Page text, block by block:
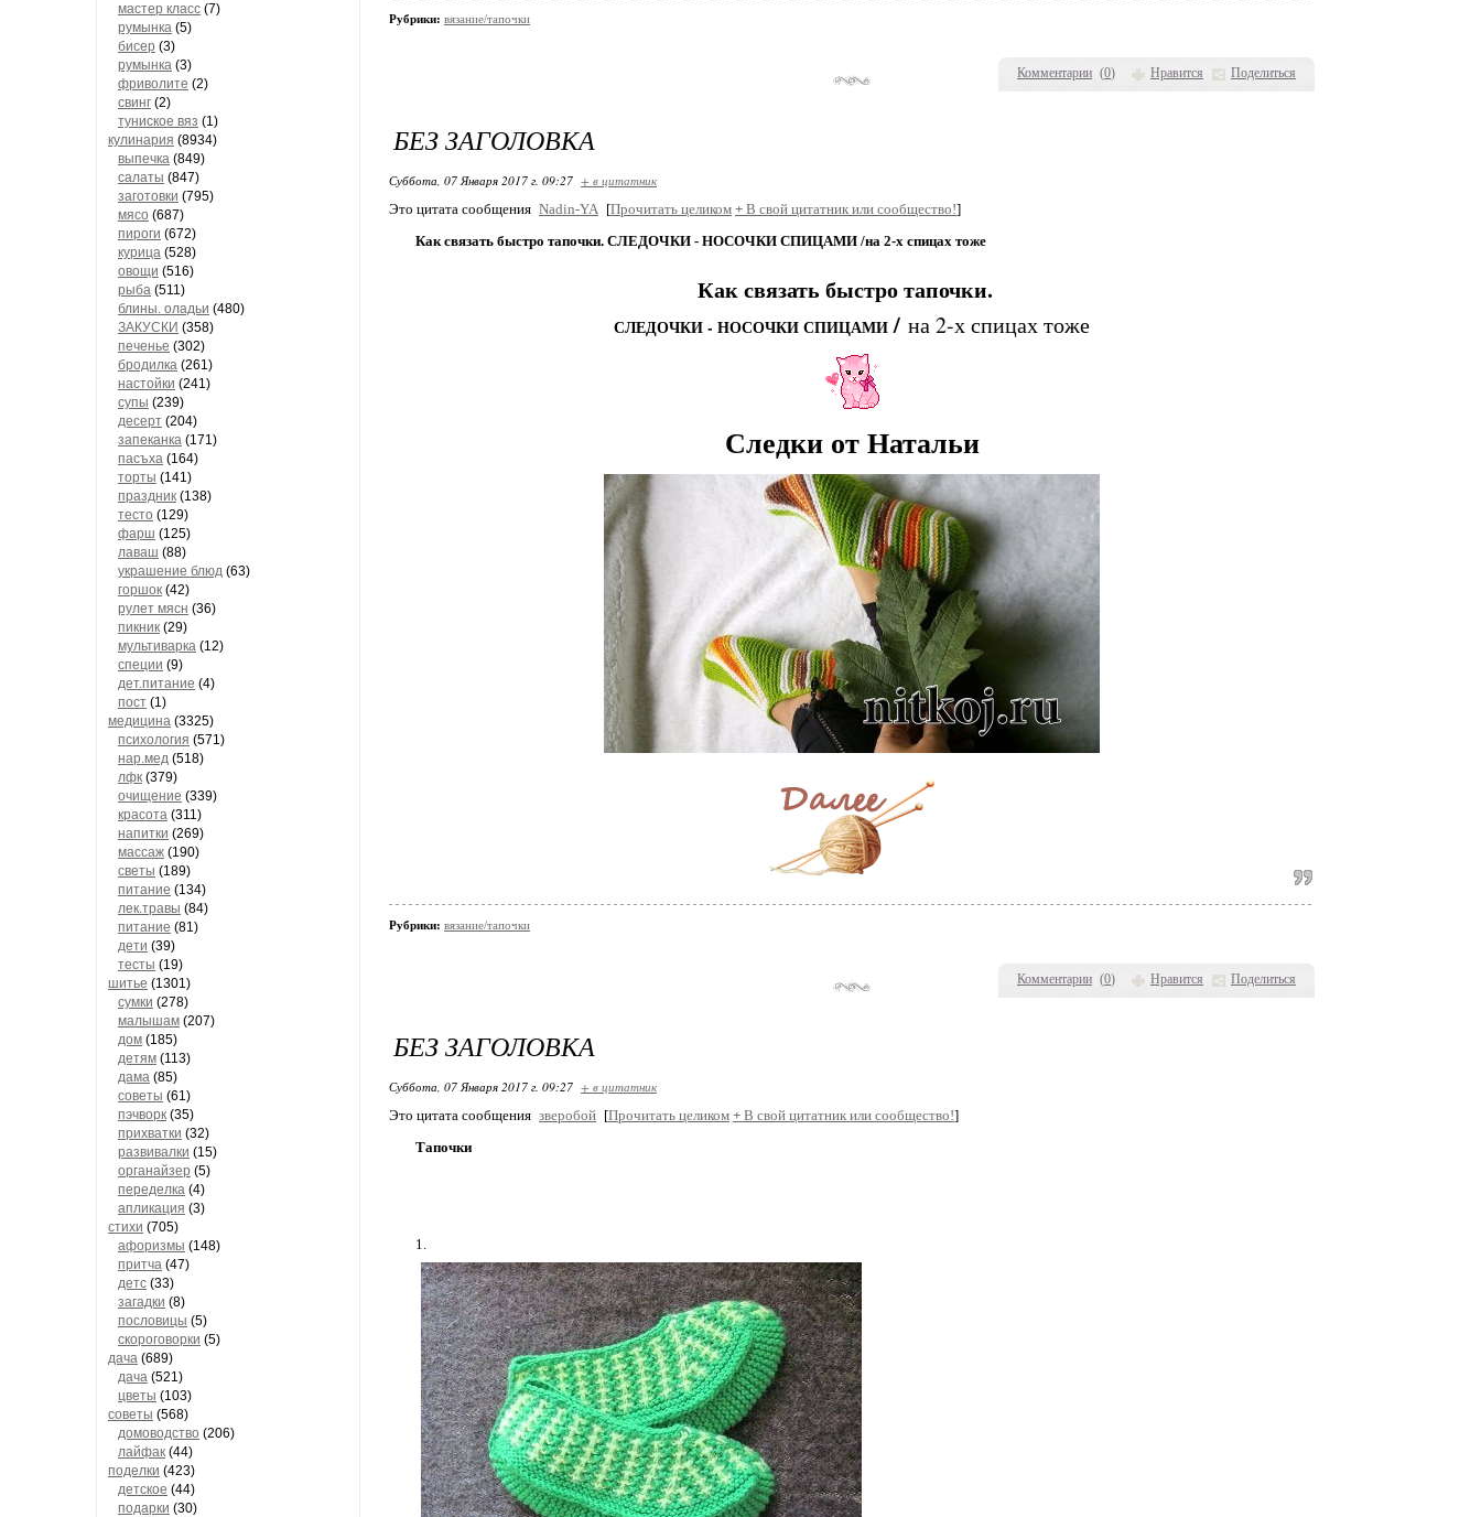
мастер класс (7)
румынка (5)
бисер (3)
румынка (3)
фриволите (2)
свинг (2)
туниское вяз (1)
кулинария (8934)
выпечка (849)
салаты (847)
заготовки (795)
мясо (687)
пироги (672)
курица (528)
овощи (516)
рыба (511)
блины. оладьи (480)
ЗАКУСКИ (358)
печенье (302)
бродилка (261)
настойки (241)
супы (239)
десерт (204)
запеканка (171)
пасъха (164)
торты (141)
праздник (138)
тесто (129)
фарш (125)
лаваш (88)
украшение блюд (63)
горшок (42)
рулет мясн (36)
пикник (29)
мультиварка (12)
специи (9)
дет.питание (4)
пост (1)
медицина (3325)
психология (571)
нар.мед (518)
лфк (379)
очищение (339)
красота (311)
напитки (269)
массаж (190)
светы (189)
питание (134)
лек.травы (84)
питание (81)
дети (39)
тесты (19)
шитье (1301)
сумки (278)
малышам (207)
дом (185)
детям (113)
дама (85)
советы (61)
пэчворк (35)
прихватки (32)
развивалки (15)
органайзер (5)
переделка (4)
апликация (3)
стихи (705)
афоризмы (148)
притча (47)
детс (33)
загадки (8)
пословицы (5)
скороговорки (5)
дача (689)
дача (521)
цветы (103)
советы (568)
домоводство (206)
лайфак (44)
поделки (423)
детское (44)
подарки (30)
Комментарии (0) Нравится Поделиться
Рубрики: вязание/тапочки
Комментарии (0) Нравится Поделиться
БЕЗ ЗАГОЛОВКА
Суббота, 07 Января 2017 г. 09:27 + в цитатник
Это цитата сообщения Nadin-YA [Прочитать целиком + В свой цитатник или сообщество!]
Как связать быстро тапочки. СЛЕДОЧКИ - НОСОЧКИ СПИЦАМИ /на 2-х спицах тоже
Как связать быстро тапочки.
СЛЕДОЧКИ - НОСОЧКИ СПИЦАМИ/ на 2-х спицах тоже
Следки от Натальи
Рубрики: вязание/тапочки
БЕЗ ЗАГОЛОВКА
Суббота, 07 Января 2017 г. 09:27 + в цитатник
Это цитата сообщения зверобой [Прочитать целиком + В свой цитатник или сообщество!]
Тапочки
1.